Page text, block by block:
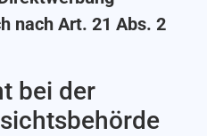
nach Art. 21 Abs. 2
bei der